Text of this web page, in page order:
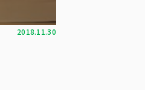
2018.11.30